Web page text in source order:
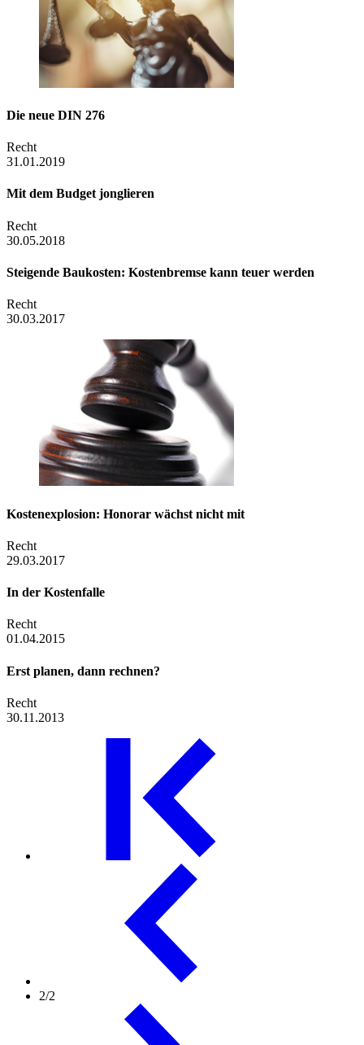
Die neue DIN 276
Recht
31.01.2019
Mit dem Budget jonglieren
Recht
30.05.2018
Steigende Baukosten: Kostenbremse kann teuer werden
Recht
30.03.2017
Kostenexplosion: Honorar wächst nicht mit
Recht
29.03.2017
In der Kostenfalle
Recht
01.04.2015
Erst planen, dann rechnen?
Recht
30.11.2013
2/2